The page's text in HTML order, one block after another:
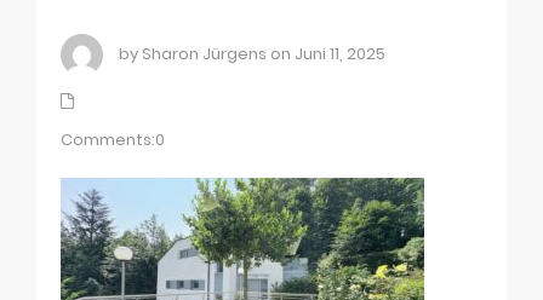
by Sharon Jürgens on Juni 11, 2025
Comments:0